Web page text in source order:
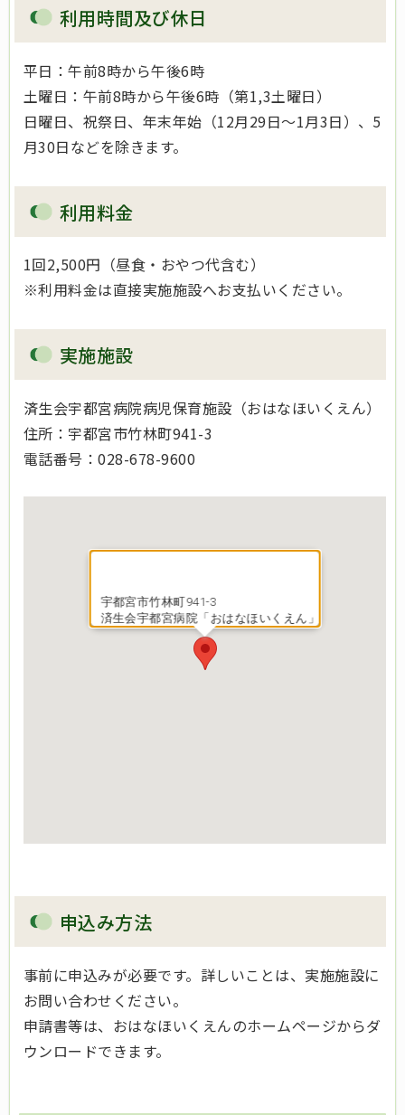
利用時間及び休日
平日：午前8時から午後6時
土曜日：午前8時から午後6時（第1,3土曜日）
日曜日、祝祭日、年末年始（12月29日～1月3日）、5
月30日などを除きます。
利用料金
1回2,500円（昼食・おやつ代含む）
※利用料金は直接実施施設へお支払いください。
実施施設
済生会宇都宮病院病児保育施設（おはなほいくえん）
住所：宇都宮市竹林町941-3
電話番号：028-678-9600
宇都宮市竹林町941-3
済生会宇都宮病院「おはなほいくえん」
申込み方法
事前に申込みが必要です。詳しいことは、実施施設に
お問い合わせください。
申請書等は、おはなほいくえんのホームページからダ
ウンロードできます。